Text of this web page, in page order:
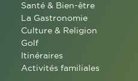
Santé & Bien-être
La Gastronomie
Culture & Religion
Golf
Itinéraires
Activités familiales